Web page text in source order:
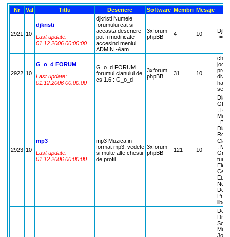
Nr Val Titlu Descriere Software Membri Mesaje
2921 10
djkristi
Last update:
01.12.2006 00:00:00
djkristi Numele
forumului cat si
aceasta descriere
pot fi modificate
accesind meniul
ADMIN -&am
3xforum
phpBB
4 10
-
2922 10
G_o_d FORUM
Last update:
01.12.2006 00:00:00
G_o_d FORUM
forumul clanului de
cs 1.6 : G_o_d
3xforum
phpBB
31 10
harti
2923 10
mp3
Last update:
01.12.2006 00:00:00
mp3 Muzica in
format mp3, vedete
si multe alte chestii
de profil
3xforum
phpBB
121 10
,
,
,
libere